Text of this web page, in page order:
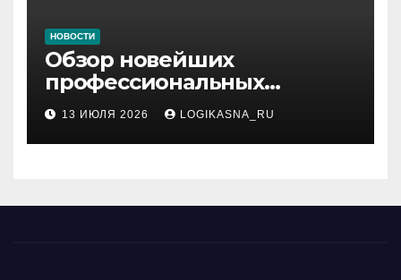
НОВОСТИ
Обзор новейших
профессиональных
материалов и
инструментов
13 ИЮЛЯ 2026 LOGIKASNA_RU